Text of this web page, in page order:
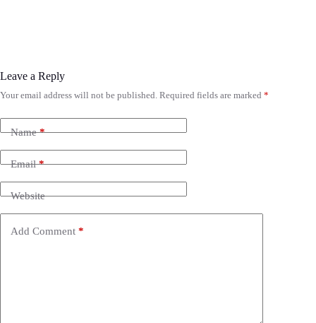
Leave a Reply
Your email address will not be published. Required fields are marked *
Name*
Email*
Website
Add Comment *